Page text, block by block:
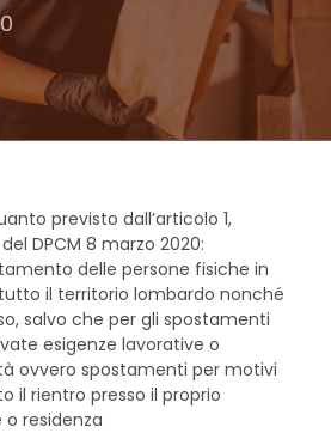
previsto dall’articolo 1,
DPCM 8 marzo 2020:
delle persone fisiche in
il territorio lombardo nonché
salvo che per gli spostamenti
esigenze lavorative o
ovvero spostamenti per motivi
il rientro presso il proprio
residenza